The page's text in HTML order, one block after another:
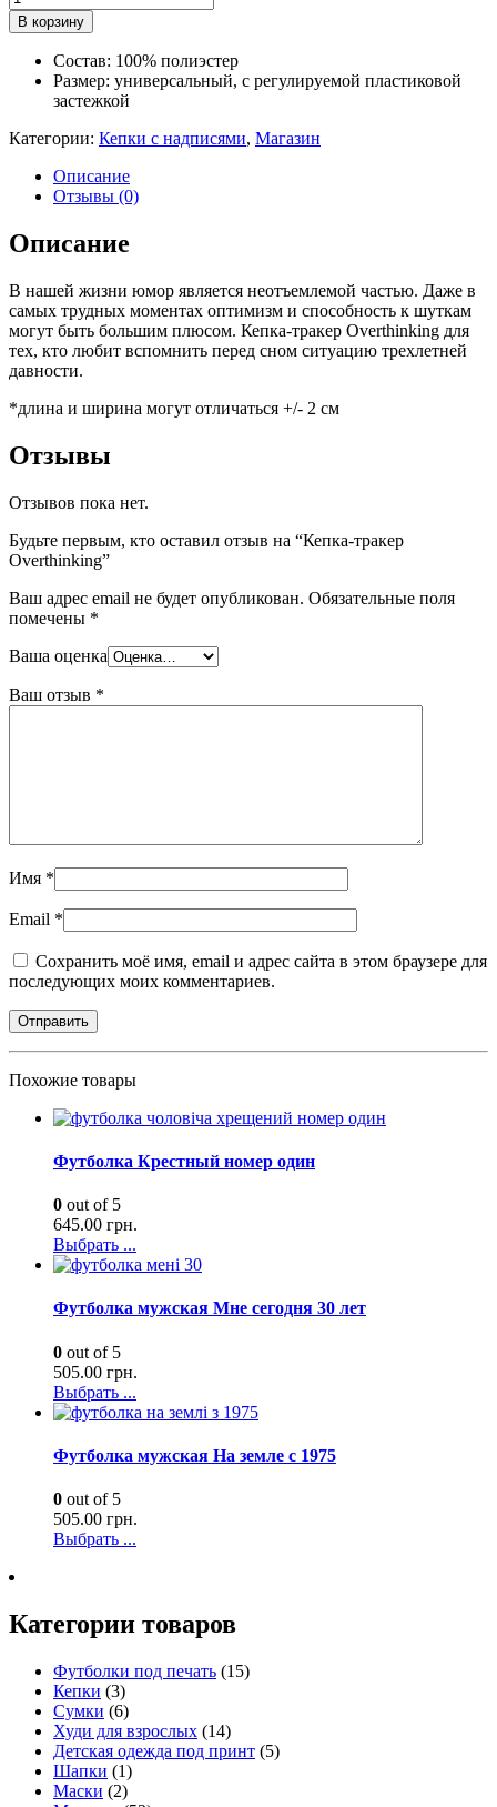
В корзину
Состав: 100% полиэстер
Размер: универсальный, с регулируемой пластиковой
застежкой
Категории: Кепки с надписями, Магазин
Описание
Отзывы (0)
Описание
В нашей жизни юмор является неотъемлемой частью. Даже в
самых трудных моментах оптимизм и способность к шуткам
могут быть большим плюсом. Кепка-тракер Overthinking для
тех, кто любит вспомнить перед сном ситуацию трехлетней
давности.
*длина и ширина могут отличаться +/- 2 см
Отзывы
Отзывов пока нет.
Будьте первым, кто оставил отзыв на “Кепка-тракер
Overthinking”
Ваш адрес email не будет опубликован. Обязательные поля
помечены *
Ваша оценка
Ваш отзыв *
Имя *
Email *
Сохранить моё имя, email и адрес сайта в этом браузере для
последующих моих комментариев.
Похожие товары
Футболка Крестный номер один
0 out of 5
645.00 грн.
Выбрать ...
Футболка мужская Мне сегодня 30 лет
0 out of 5
505.00 грн.
Выбрать ...
Футболка мужская На земле с 1975
0 out of 5
505.00 грн.
Выбрать ...
Категории товаров
Футболки под печать (15)
Кепки (3)
Сумки (6)
Худи для взрослых (14)
Детская одежда под принт (5)
Шапки (1)
Маски (2)